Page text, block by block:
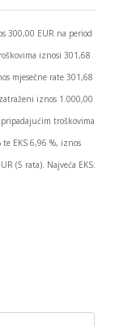
300,00 EUR na period
iznosi 301,68
mjesečne rate 301,68
iznos 1.000,00
troškovima
EKS 6,96 %, iznos
(5 rata). Najveća EKS: